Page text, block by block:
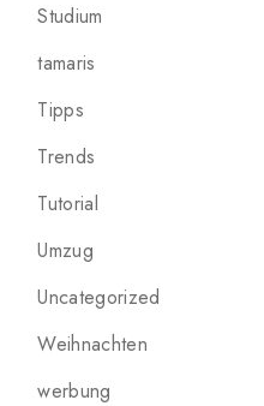
Studium
tamaris
Tipps
Trends
Tutorial
Umzug
Uncategorized
Weihnachten
werbung